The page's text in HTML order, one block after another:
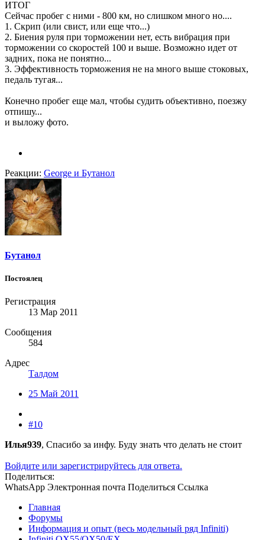
ИТОГ
Сейчас пробег с ними - 800 км, но слишком много но....
1. Скрип (или свист, или еще что...)
2. Биения руля при торможении нет, есть вибрация при
торможении со скоростей 100 и выше. Возможно идет от
задних, пока не понятно...
3. Эффективность торможения не на много выше стоковых,
педаль тугая...
Конечно пробег еще мал, чтобы судить объективно, поезжу
отпишу...
и выложу фото.
Реакции: George и Бутанол
Бутанол
Постоялец
Регистрация
13 Мар 2011
Сообщения
584
Адрес
Талдом
25 Май 2011
#10
Илья939, Спасибо за инфу. Буду знать что делать не стоит
Войдите или зарегистрируйтесь для ответа.
Поделиться:
WhatsApp Электронная почта Поделиться Ссылка
Главная
Форумы
Информация и опыт (весь модельный ряд Infiniti)